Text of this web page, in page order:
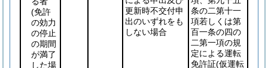
(免許
の効力
の停止
の期間
が満了
した場
更新時不交付申
出のいずれをも
しない場合
条の二第十一
項若しくは第
百一条の四の
二第一項の規
定による運転
免許証(仮運転